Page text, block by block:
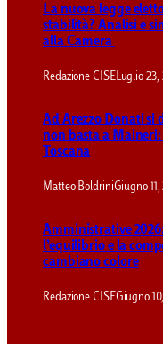
La nuova legge
stabilità? Analisi e
alla Camera
Redazione CISELuglio 23,
Ad Arezzo Donati si
non basta a
Toscana
Matteo BoldriniGiugno 11,
Amministrative
l’equilibrio e la
cambiano colore
Redazione CISEGiugno